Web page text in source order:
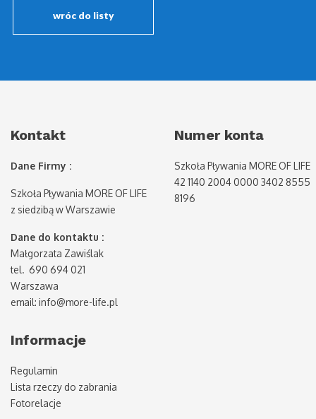
wróc do listy
Kontakt
Dane Firmy :
Szkoła Pływania MORE OF LIFE
z siedzibą w Warszawie
Dane do kontaktu :
Małgorzata Zawiślak
tel. 690 694 021
Warszawa
email: info@more-life.pl
Numer konta
Szkoła Pływania MORE OF LIFE
42 1140 2004 0000 3402 8555
8196
Informacje
Regulamin
Lista rzeczy do zabrania
Fotorelacje